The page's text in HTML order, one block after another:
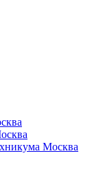
Москва